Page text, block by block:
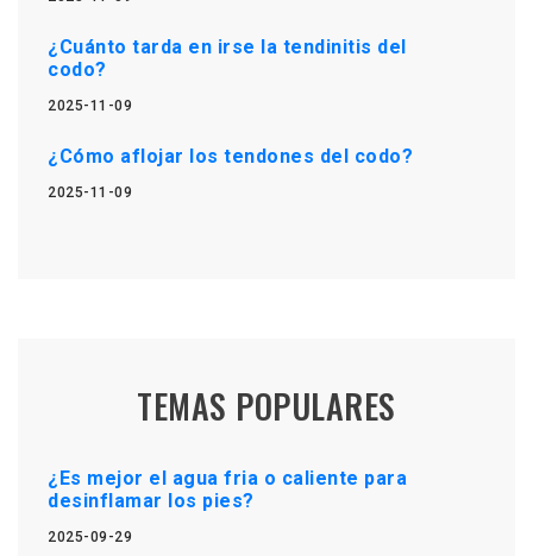
¿Cuánto tarda en irse la tendinitis del
codo?
2025-11-09
¿Cómo aflojar los tendones del codo?
2025-11-09
TEMAS POPULARES
¿Es mejor el agua fria o caliente para
desinflamar los pies?
2025-09-29